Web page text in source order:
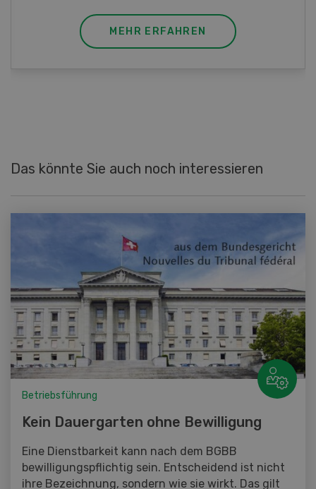
MEHR ERFAHREN
Das könnte Sie auch noch interessieren
Betriebsführung
Kein Dauergarten ohne Bewilligung
Eine Dienstbarkeit kann nach dem BGBB
bewilligungspflichtig sein. Entscheidend ist nicht
ihre Bezeichnung, sondern wie sie wirkt. Das gilt